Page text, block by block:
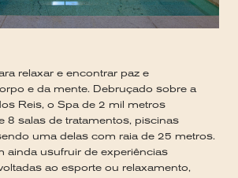
relaxar e encontrar paz e
e da mente. Debruçado sobre a
Reis, o Spa de 2 mil metros
8 salas de tratamentos, piscinas
uma delas com raia de 25 metros.
ainda usufruir de experiências
ao esporte ou relaxamento,